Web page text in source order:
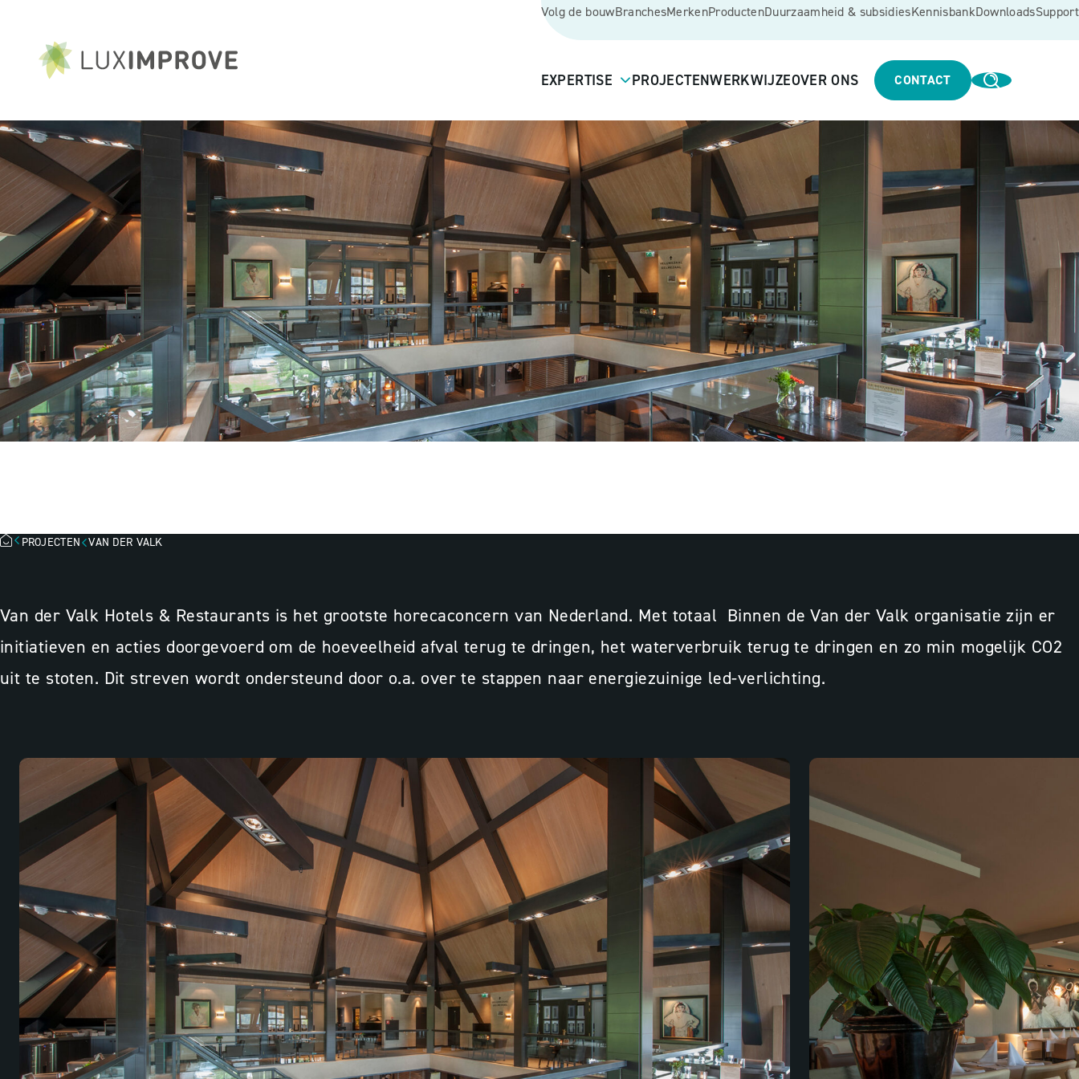
Volg de bouwBranchesMerkenProductenDuurzaamheid & subsidiesKennisbankDownloadsSupport
EXPERTISE PROJECTENWERKWIJZEOVER ONS CONTACT
PROJECTEN VAN DER VALK
Van der Valk Hotels & Restaurants is het grootste horecaconcern van Nederland. Met totaal Binnen de Van der Valk organisatie zijn er
initiatieven en acties doorgevoerd om de hoeveelheid afval terug te dringen, het waterverbruik terug te dringen en zo min mogelijk CO2
uit te stoten. Dit streven wordt ondersteund door o.a. over te stappen naar energiezuinige led-verlichting.